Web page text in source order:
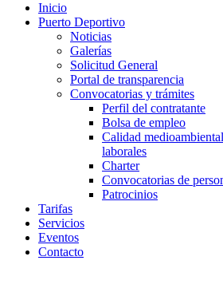
Inicio
Puerto Deportivo
Noticias
Galerías
Solicitud General
Portal de transparencia
Convocatorias y trámites
Perfil del contratante
Bolsa de empleo
Calidad
laborales
Charter
Convocatorias de
Patrocinios
Tarifas
Servicios
Eventos
Contacto